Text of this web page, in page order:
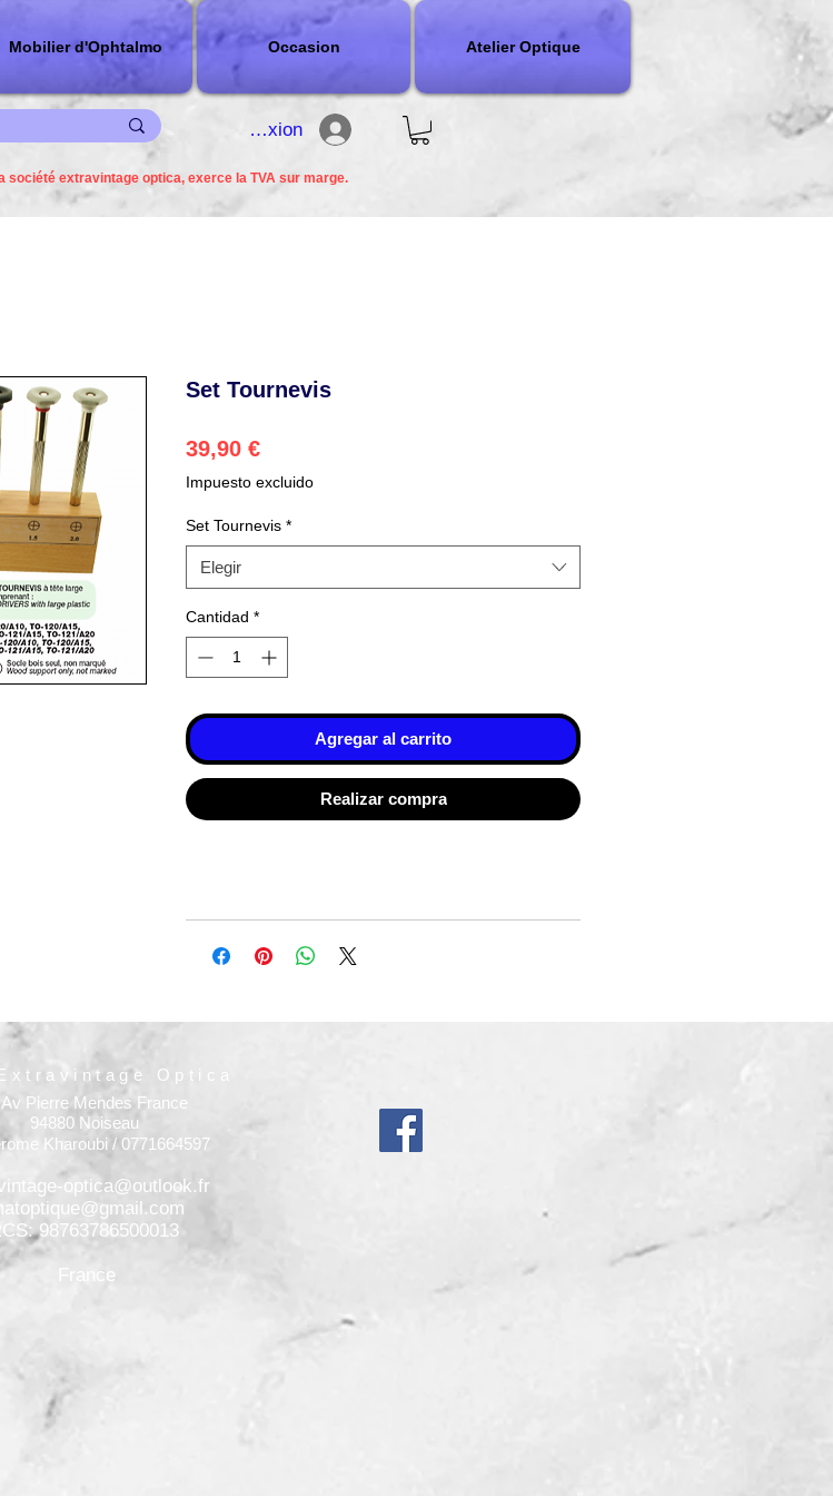
Mobilier d'Ophtalmo Occasion Atelier Optique
connexion
extravintage optica, exerce la TVA sur marge.
Set Tournevis
39,90 €Precio
Impuesto excluido
Set Tournevis *
Elegir
Cantidad *
Agregar al carrito
Realizar compra
Optica
Pierre Mendes France
94880 Noiseau
Kharoubi / 0771664597
optica@outlook.fr
98763786500013
France